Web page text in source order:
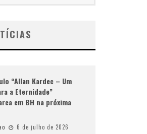
“Allan Kardec – Um
a Eternidade”
em BH na próxima
6 de julho de 2026